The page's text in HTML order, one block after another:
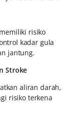
risiko
kadar gula
jantung.
Stroke
aliran darah,
risiko terkena